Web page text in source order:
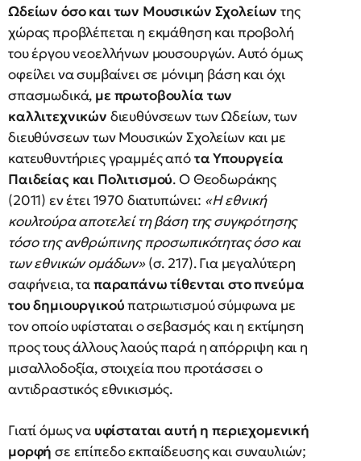
Ωδείων όσο και των Μουσικών Σχολείωντης
χώρας προβλέπεται η εκμάθηση και προβολή
του έργου νεοελλήνων μουσουργών. Αυτό όμως
οφείλει να συμβαίνει σε μόνιμη βάση και όχι
σπασμωδικά, με πρωτοβουλία των
καλλιτεχνικών διευθύνσεων των Ωδείων, των
διευθύνσεων των Μουσικών Σχολείων και με
κατευθυντήριες γραμμές απότα Υπουργεία
Παιδείας και Πολιτισμού. Ο Θεοδωράκης
(2011) εν έτει 1970 διατυπώνει: «Η εθνική
κουλτούρα αποτελεί τη βάση της συγκρότησης
τόσο της ανθρώπινης προσωπικότητας όσο και
των εθνικών ομάδων»(σ. 217). Για μεγαλύτερη
σαφήνεια, ταπαραπάνω τίθενται στο πνεύμα
του δημιουργικούπατριωτισμού σύμφωνα με
τον οποίο υφίσταται ο σεβασμός και η εκτίμηση
προς τους άλλους λαούς παρά η απόρριψη και η
μισαλλοδοξία, στοιχεία που προτάσσει ο
αντιδραστικός εθνικισμός.
Γιατί όμως να υφίσταται αυτή η περιεχομενική
μορφή σε επίπεδο εκπαίδευσης και συναυλιών;